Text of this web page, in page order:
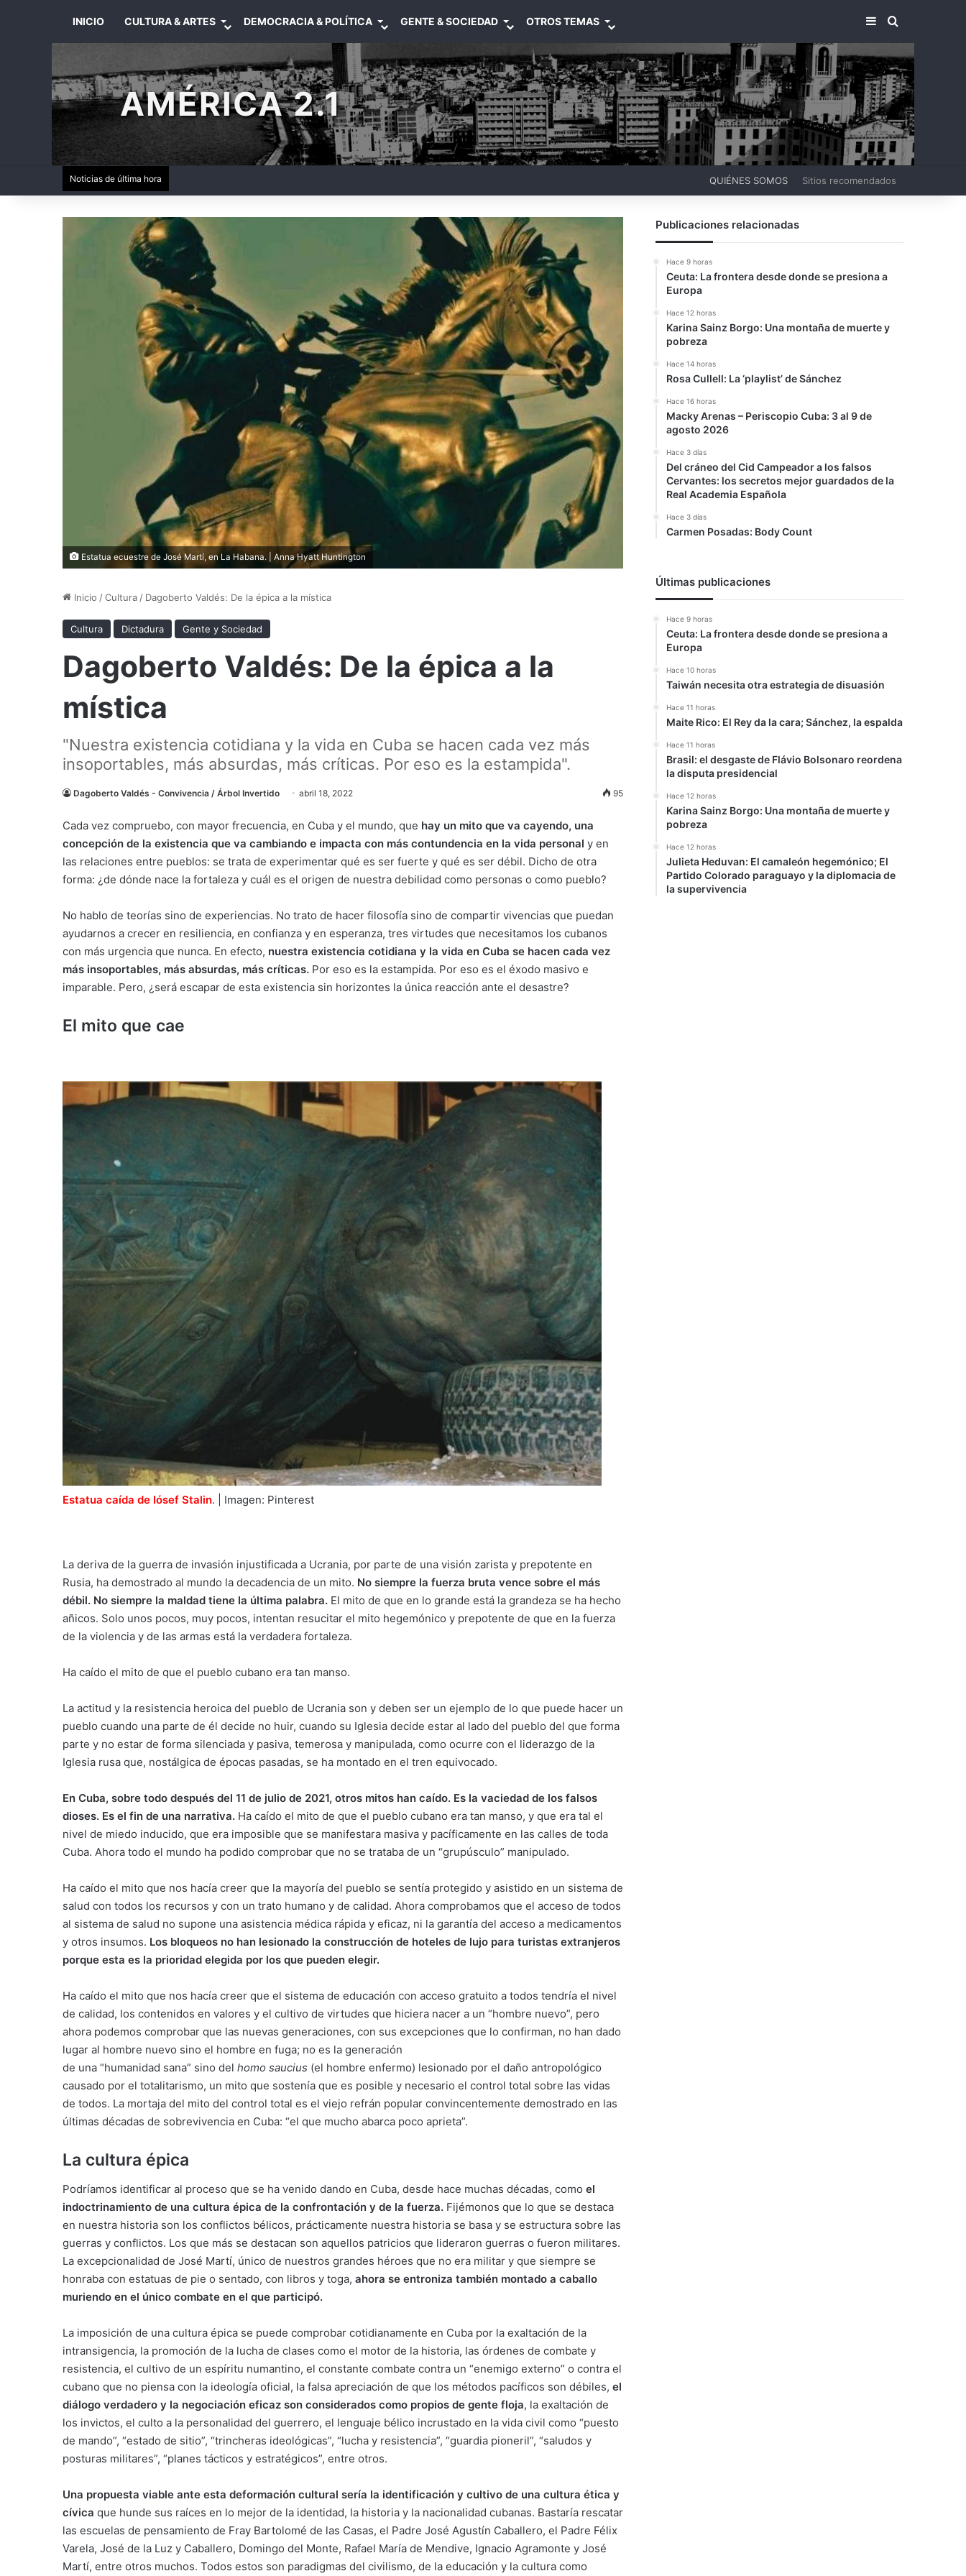
INICIO CULTURA & ARTES DEMOCRACIA & POLÍTICA GENTE & SOCIEDAD OTROS TEMAS BARRA LATERAL
BUSCAR
AMÉRICA 2.1
Noticias de última hora QUIÉNES SOMOS Sitios recomendados
Estatua ecuestre de José Martí, en La Habana. | Anna Hyatt Huntington
Inicio /Cultura / Dagoberto Valdés: De la épica a la mística
Cultura Dictadura Gente y Sociedad
Dagoberto Valdés: De la épica a la
mística
"Nuestra existencia cotidiana y la vida en Cuba se hacen cada vez más
insoportables, más absurdas, más críticas. Por eso es la estampida".
Dagoberto Valdés - Convivencia / Árbol Invertido abril 18, 2022 95
Cada vez compruebo, con mayor frecuencia, en Cuba y el mundo, que hay un mito que va cayendo, una
concepción de la existencia que va cambiando e impacta con más contundencia en la vida personal y en
las relaciones entre pueblos: se trata de experimentar qué es ser fuerte y qué es ser débil. Dicho de otra
forma: ¿de dónde nace la fortaleza y cuál es el origen de nuestra debilidad como personas o como pueblo?
No hablo de teorías sino de experiencias. No trato de hacer filosofía sino de compartir vivencias que puedan
ayudarnos a crecer en resiliencia, en confianza y en esperanza, tres virtudes que necesitamos los cubanos
con más urgencia que nunca. En efecto, nuestra existencia cotidiana y la vida en Cuba se hacen cada vez
más insoportables, más absurdas, más críticas. Por eso es la estampida. Por eso es el éxodo masivo e
imparable. Pero, ¿será escapar de esta existencia sin horizontes la única reacción ante el desastre?
El mito que cae
Estatua caída de Iósef Stalin. | Imagen: Pinterest
La deriva de la guerra de invasión injustificada a Ucrania, por parte de una visión zarista y prepotente en
Rusia, ha demostrado al mundo la decadencia de un mito. No siempre la fuerza bruta vence sobre el más
débil. No siempre la maldad tiene la última palabra. El mito de que en lo grande está la grandeza se ha hecho
añicos. Solo unos pocos, muy pocos, intentan resucitar el mito hegemónico y prepotente de que en la fuerza
de la violencia y de las armas está la verdadera fortaleza.
Ha caído el mito de que el pueblo cubano era tan manso.
La actitud y la resistencia heroica del pueblo de Ucrania son y deben ser un ejemplo de lo que puede hacer un
pueblo cuando una parte de él decide no huir, cuando su Iglesia decide estar al lado del pueblo del que forma
parte y no estar de forma silenciada y pasiva, temerosa y manipulada, como ocurre con el liderazgo de la
Iglesia rusa que, nostálgica de épocas pasadas, se ha montado en el tren equivocado.
En Cuba, sobre todo después del 11 de julio de 2021, otros mitos han caído. Es la vaciedad de los falsos
dioses. Es el fin de una narrativa. Ha caído el mito de que el pueblo cubano era tan manso, y que era tal el
nivel de miedo inducido, que era imposible que se manifestara masiva y pacíficamente en las calles de toda
Cuba. Ahora todo el mundo ha podido comprobar que no se trataba de un “grupúsculo” manipulado.
Ha caído el mito que nos hacía creer que la mayoría del pueblo se sentía protegido y asistido en un sistema de
salud con todos los recursos y con un trato humano y de calidad. Ahora comprobamos que el acceso de todos
al sistema de salud no supone una asistencia médica rápida y eficaz, ni la garantía del acceso a medicamentos
y otros insumos. Los bloqueos no han lesionado la construcción de hoteles de lujo para turistas extranjeros
porque esta es la prioridad elegida por los que pueden elegir.
Ha caído el mito que nos hacía creer que el sistema de educación con acceso gratuito a todos tendría el nivel
de calidad, los contenidos en valores y el cultivo de virtudes que hiciera nacer a un “hombre nuevo”, pero
ahora podemos comprobar que las nuevas generaciones, con sus excepciones que lo confirman, no han dado
lugar al hombre nuevo sino el hombre en fuga; no es la generación
de una “humanidad sana” sino del homo saucius (el hombre enfermo) lesionado por el daño antropológico
causado por el totalitarismo, un mito que sostenía que es posible y necesario el control total sobre las vidas
de todos. La mortaja del mito del control total es el viejo refrán popular convincentemente demostrado en las
últimas décadas de sobrevivencia en Cuba: “el que mucho abarca poco aprieta”.
La cultura épica
Podríamos identificar al proceso que se ha venido dando en Cuba, desde hace muchas décadas, como el
indoctrinamiento de una cultura épica de la confrontación y de la fuerza. Fijémonos que lo que se destaca
en nuestra historia son los conflictos bélicos, prácticamente nuestra historia se basa y se estructura sobre las
guerras y conflictos. Los que más se destacan son aquellos patricios que lideraron guerras o fueron militares.
La excepcionalidad de José Martí, único de nuestros grandes héroes que no era militar y que siempre se
honraba con estatuas de pie o sentado, con libros y toga, ahora se entroniza también montado a caballo
muriendo en el único combate en el que participó.
La imposición de una cultura épica se puede comprobar cotidianamente en Cuba por la exaltación de la
intransigencia, la promoción de la lucha de clases como el motor de la historia, las órdenes de combate y
resistencia, el cultivo de un espíritu numantino, el constante combate contra un “enemigo externo” o contra el
cubano que no piensa con la ideología oficial, la falsa apreciación de que los métodos pacíficos son débiles, el
diálogo verdadero y la negociación eficaz son considerados como propios de gente floja, la exaltación de
los invictos, el culto a la personalidad del guerrero, el lenguaje bélico incrustado en la vida civil como “puesto
de mando”, “estado de sitio”, “trincheras ideológicas”, “lucha y resistencia”, “guardia pioneril”, “saludos y
posturas militares”, “planes tácticos y estratégicos”, entre otros.
Una propuesta viable ante esta deformación cultural sería la identificación y cultivo de una cultura ética y
cívica que hunde sus raíces en lo mejor de la identidad, la historia y la nacionalidad cubanas. Bastaría rescatar
las escuelas de pensamiento de Fray Bartolomé de las Casas, el Padre José Agustín Caballero, el Padre Félix
Varela, José de la Luz y Caballero, Domingo del Monte, Rafael María de Mendive, Ignacio Agramonte y José
Martí, entre otros muchos. Todos estos son paradigmas del civilismo, de la educación y la cultura como
Publicaciones relacionadas
Hace 9 horas
Ceuta: La frontera desde donde se presiona a
Europa
Hace 12 horas
Karina Sainz Borgo: Una montaña de muerte y
pobreza
Hace 14 horas
Rosa Cullell: La ‘playlist’ de Sánchez
Hace 16 horas
Macky Arenas – Periscopio Cuba: 3 al 9 de
agosto 2026
Hace 3 días
Del cráneo del Cid Campeador a los falsos
Cervantes: los secretos mejor guardados de la
Real Academia Española
Hace 3 días
Carmen Posadas: Body Count
Últimas publicaciones
Hace 9 horas
Ceuta: La frontera desde donde se presiona a
Europa
Hace 10 horas
Taiwán necesita otra estrategia de disuasión
Hace 11 horas
Maite Rico: El Rey da la cara; Sánchez, la espalda
Hace 11 horas
Brasil: el desgaste de Flávio Bolsonaro reordena
la disputa presidencial
Hace 12 horas
Karina Sainz Borgo: Una montaña de muerte y
pobreza
Hace 12 horas
Julieta Heduvan: El camaleón hegemónico; El
Partido Colorado paraguayo y la diplomacia de
la supervivencia